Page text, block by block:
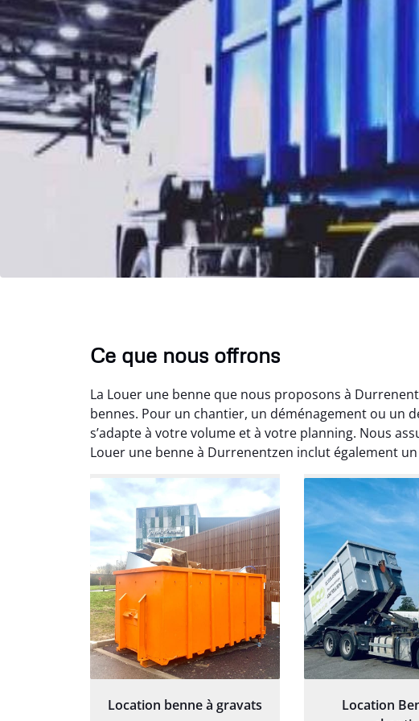
Ce que nous offrons
La Louer une benne que nous proposons à
bennes. Pour un chantier, un déménagement ou un
s’adapte à votre volume et à votre planning. Nous
Louer une benne à Durrenentzen inclut également
Location benne à gravats
Location
Aurélie
21 juin 2024
Le service de
jardin à Var
exceptionnel.
travaillé de
et
notre jardin
prêt pour notre
paysager.